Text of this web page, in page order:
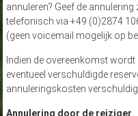
annuleren? Geef de
telefonisch via +49 (0)2874
(geen voicemail mogelijk op
Indien de overeenkomst
eventueel verschuldigde
annuleringskosten
Annulering door de reiziger